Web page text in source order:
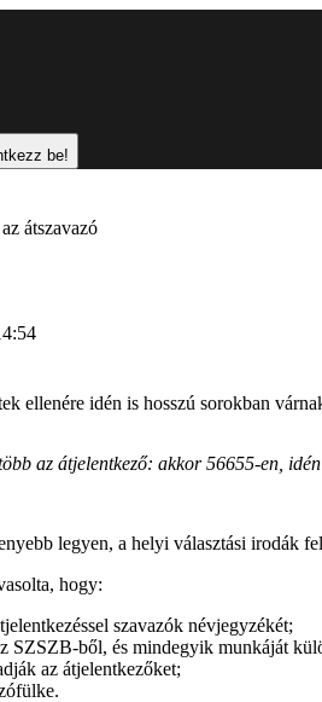
be!
átszavazó
ellenére idén is hosszú sorokban
az átjelentkező: akkor 56655-en,
legyen, a helyi választási irodák
hogy:
szavazók névjegyzékét;
SZSZB-ből, és mindegyik munkáját
az átjelentkezőket;